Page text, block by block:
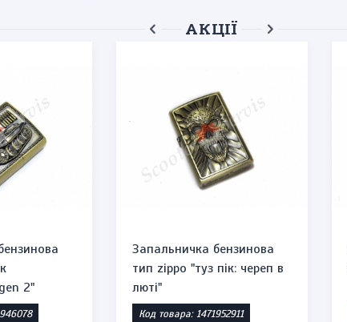
АКЦІЇ
2"
Запальничка бензинова
тип zippo "туз пік: череп в
люті"
Код товара: 1471952911